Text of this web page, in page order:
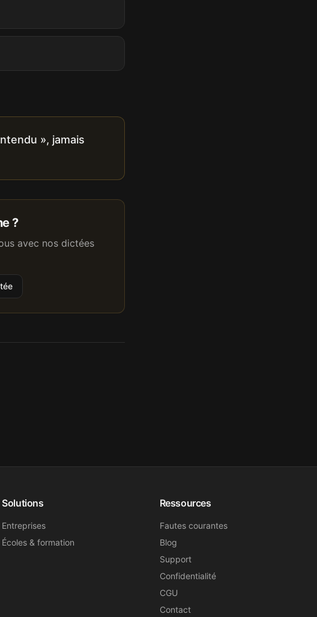
», jamais
?
avec nos dictées
Solutions
Entreprises
Écoles & formation
Ressources
Fautes courantes
Blog
Support
Confidentialité
CGU
Contact